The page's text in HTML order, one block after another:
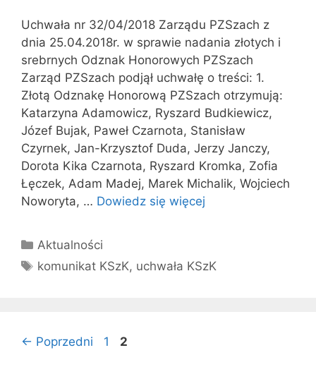
Uchwała nr 32/04/2018 Zarządu PZSzach z
dnia 25.04.2018r. w sprawie nadania złotych i
srebrnych Odznak Honorowych PZSzach
Zarząd PZSzach podjął uchwałę o treści: 1.
Złotą Odznakę Honorową PZSzach otrzymują:
Katarzyna Adamowicz, Ryszard Budkiewicz,
Józef Bujak, Paweł Czarnota, Stanisław
Czyrnek, Jan-Krzysztof Duda, Jerzy Janczy,
Dorota Kika Czarnota, Ryszard Kromka, Zofia
Łęczek, Adam Madej, Marek Michalik, Wojciech
Noworyta, … Dowiedz się więcej
Kategorie
Aktualności
Tagi
komunikat KSzK, uchwała KSzK
← Poprzedni Strona
1 Strona
2